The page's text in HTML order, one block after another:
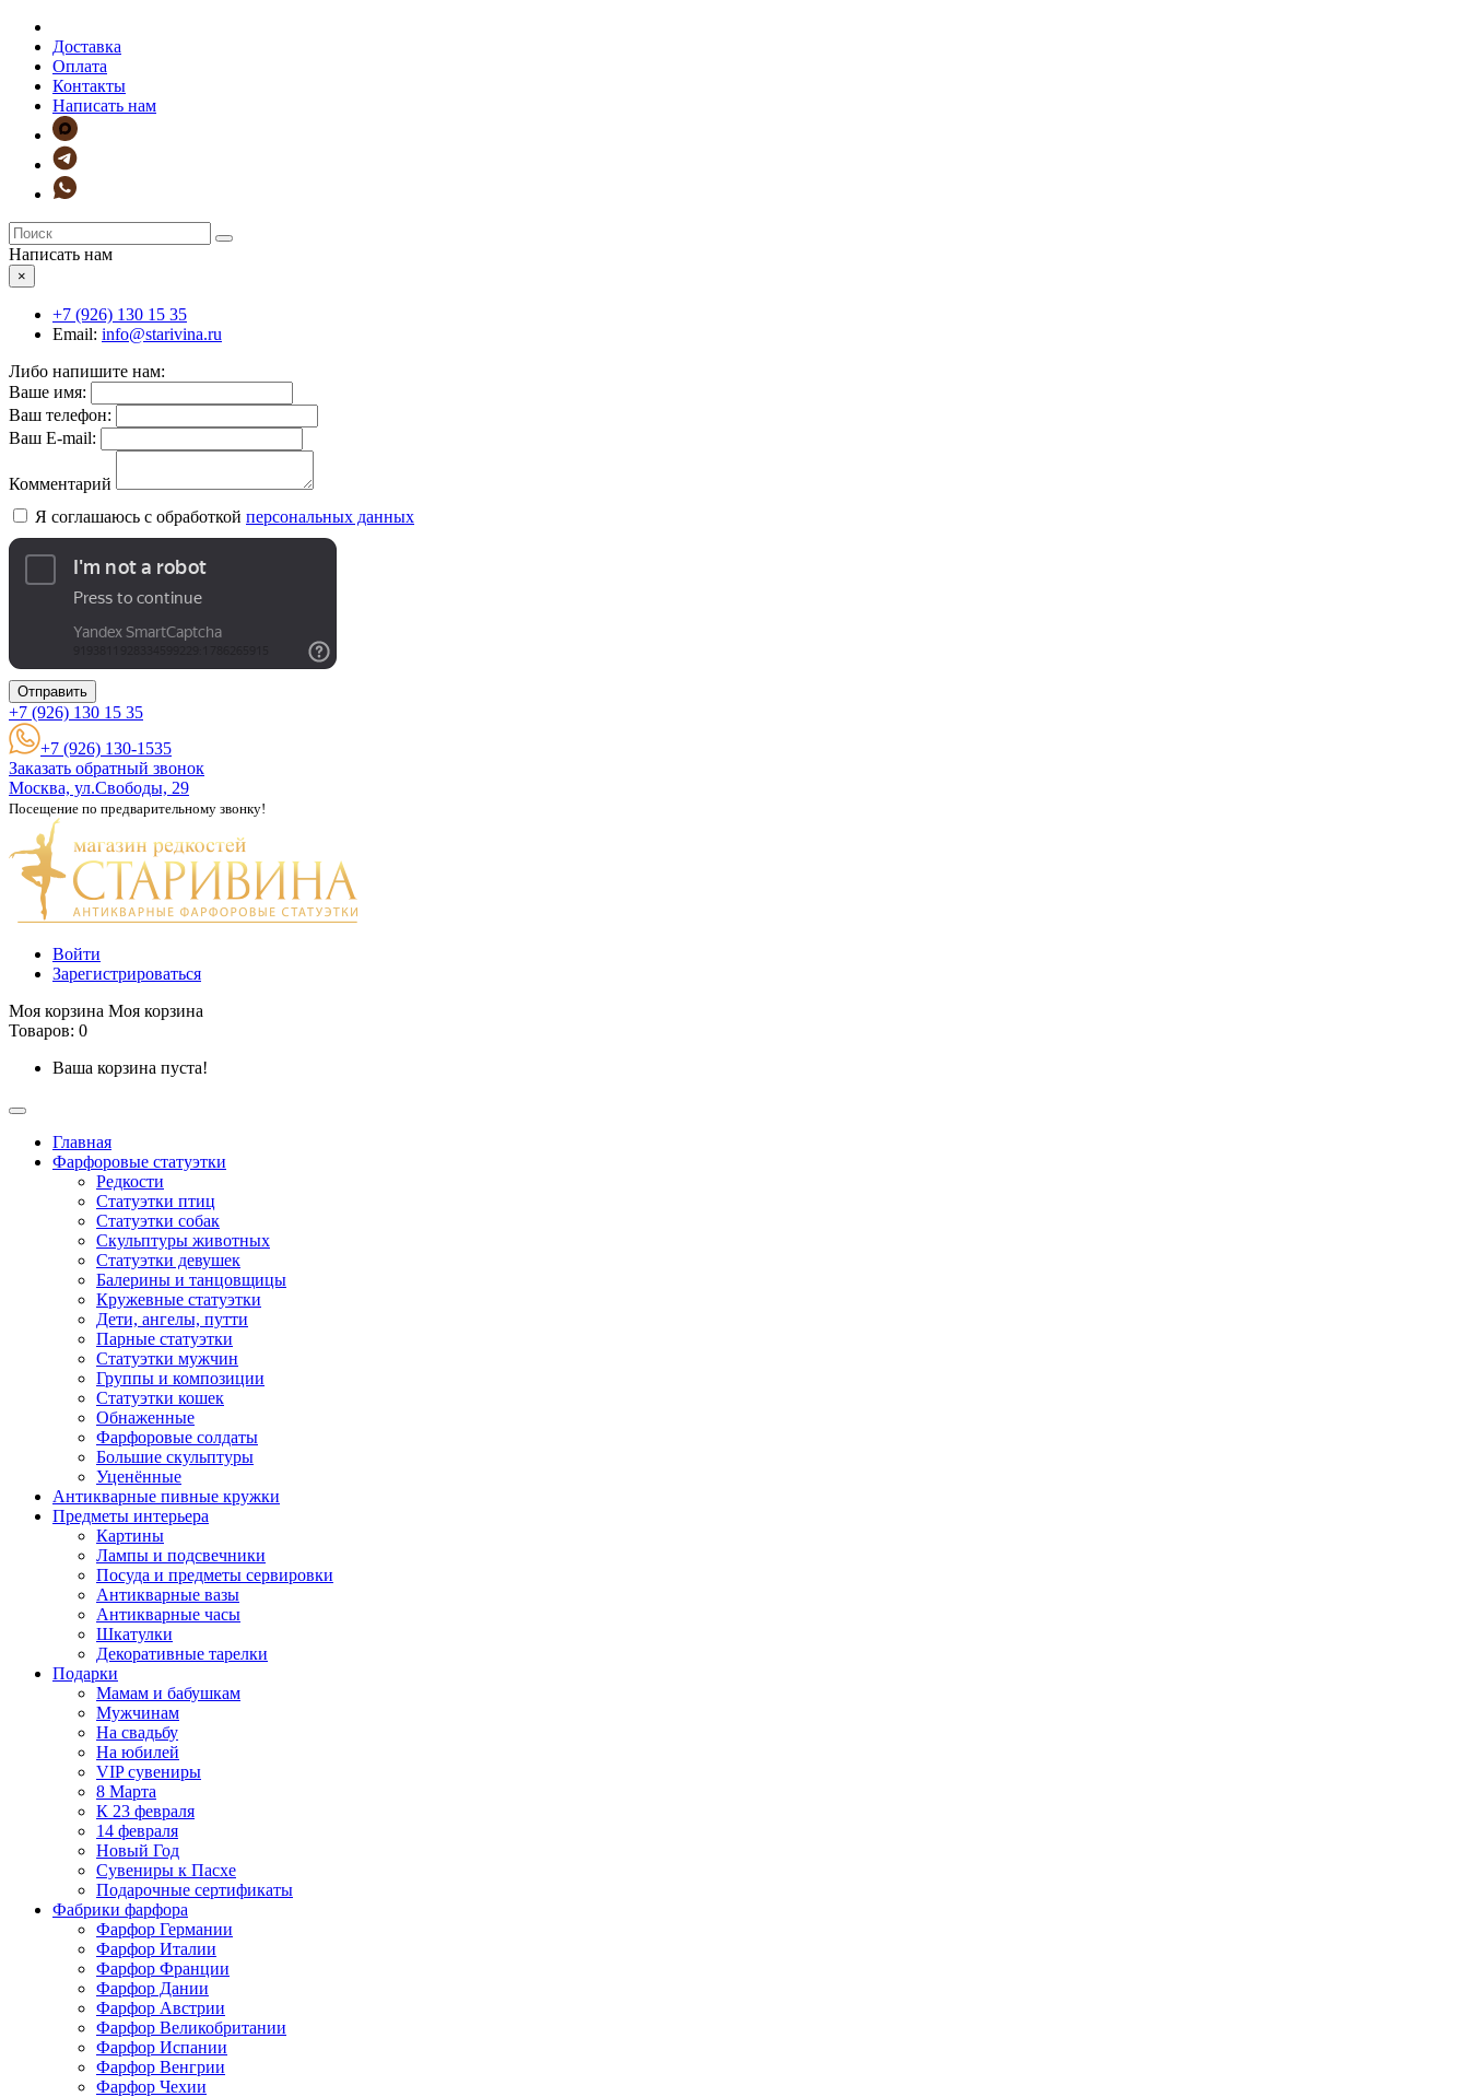
Доставка
Оплата
Контакты
Написать нам
Написать нам
×
+7 (926) 130 15 35
Email: info@starivina.ru
Либо напишите нам:
Ваше имя:
Ваш телефон:
Ваш E-mail:
Комментарий
Я соглашаюсь с обработкой персональных данных
Отправить
+7 (926) 130 15 35
+7 (926) 130-1535
Заказать обратный звонок
Москва, ул.Свободы, 29
Посещение по предварительному звонку!
Войти
Зарегистрироваться
Моя корзина Моя корзина
Товаров: 0
Ваша корзина пуста!
Главная
Фарфоровые статуэтки
Редкости
Cтатуэтки птиц
Cтатуэтки собак
Скульптуры животных
Статуэтки девушек
Балерины и танцовщицы
Кружевные статуэтки
Дети, ангелы, путти
Парные статуэтки
Статуэтки мужчин
Группы и композиции
Статуэтки кошек
Обнаженные
Фарфоровые солдаты
Большие скульптуры
Уценённые
Антикварные пивные кружки
Предметы интерьера
Картины
Лампы и подсвечники
Посуда и предметы сервировки
Антикварные вазы
Антикварные часы
Шкатулки
Декоративные тарелки
Подарки
Мамам и бабушкам
Мужчинам
На свадьбу
На юбилей
VIP сувениры
8 Марта
К 23 февраля
14 февраля
Новый Год
Сувениры к Пасхе
Подарочные сертификаты
Фабрики фарфора
Фарфор Германии
Фарфор Италии
Фарфор Франции
Фарфор Дании
Фарфор Австрии
Фарфор Великобритании
Фарфор Испании
Фарфор Венгрии
Фарфор Чехии